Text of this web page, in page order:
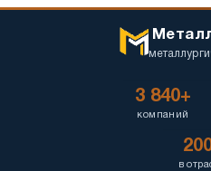
3 840+
компаний
в